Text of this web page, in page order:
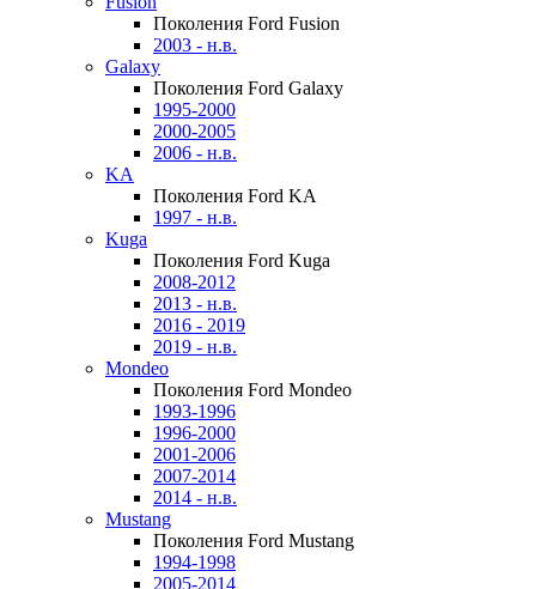
Поколения Ford Fusion
2003 - н.в.
Galaxy
Поколения Ford Galaxy
1995-2000
2000-2005
2006 - н.в.
KA
Поколения Ford KA
1997 - н.в.
Kuga
Поколения Ford Kuga
2008-2012
2013 - н.в.
2016 - 2019
2019 - н.в.
Mondeo
Поколения Ford Mondeo
1993-1996
1996-2000
2001-2006
2007-2014
2014 - н.в.
Mustang
Поколения Ford Mustang
1994-1998
2005-2014